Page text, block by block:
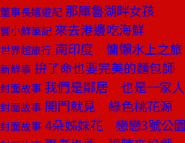
董事長嬉遊記 那庫魯湖畔女孩
嘗小鮮筆記 來去港邊吃海鮮
世界超旅行 南印度 慵懶水上之旅
新鮮事 拚了命也要完美的麵包師
封面故事 我們是鄰居 也是一家人
封面故事 開門就見 綠色桃花源
封面故事 4朵姊妹花 戀戀3號公園